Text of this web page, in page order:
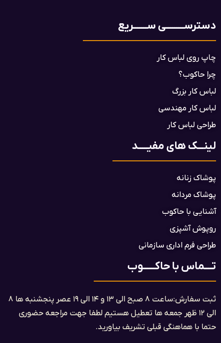
دسترســـــــــی ســـــــریع
چاپ روی لباس کار
چرا حاکوب؟
لباس کار بزرگ
لباس کار مهندسی
طراحی لباس کار
لینـــک های مفیـــــد
پوشاک زنانه
پوشاک مردانه
آشنایی با حاکوب
روپوش آشپزی
طراحی فرم اداری سازمانی
تــــماس با حاکــــــوب
ثبت سفارش:ساعت ۸ صبح الی ۱۳ و ۱۴ الی ۱۹ عصر پنجشنبه ها ۸
الی ۱۲ ظهر جمعه ها تعطیل هستیم لطفا جهت مراجعه حضوری
حتما با هماهنگی قبلی تشریف بیاورید.